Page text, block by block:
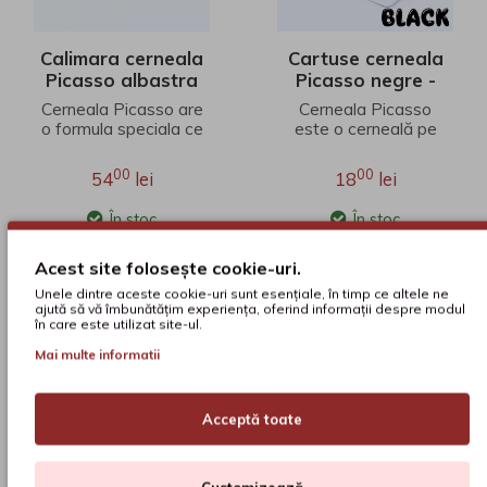
Calimara cerneala
Picasso albastra
50 ml
Cerneala Picasso are
o formula speciala ce
si o experienta
optima de scriere.
To..
5400 lei
În stoc
ADAUGĂ ÎN COŞ
Cartuse cerneala
Picasso negre -
set 5
Cerneala Picasso
este o cerneală pe
perfectă pentru orice
marcă de stilou. Este
complet..
1800 lei
În stoc
Acest site folosește cookie-uri.
Unele dintre aceste cookie-uri sunt esențiale, în timp ce altele ne
ajută să vă îmbunătățim experiența, oferind informații despre modul
în care este utilizat site-ul.
Mai multe informatii
Acceptă toate